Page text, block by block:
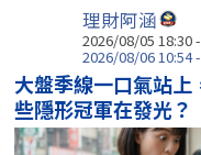
理財阿涵
2026/08/05 18:30
2026/08/06 10:54
大盤季線一口氣站
些隱形冠軍在發光？